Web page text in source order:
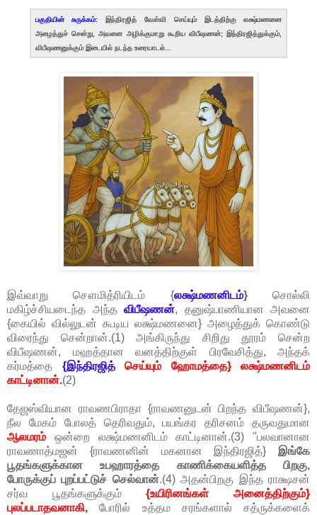
பகுதியின் சுருக்கம்:
இந்திரஜித் வேள்வி செய்யும் இடத்திற்கு லக்ஷ்மணனை
அழைத்துச் சென்று, அவனை அழிக்குமாறு கூறிய விபீஷணன்; இந்திரஜித்துக்கும்,
விபீஷணனுக்கும் இடையில் நடந்த உரையாடல்...
இவ்வாறு சௌமித்ரியிடம் {லக்ஷ்மணனிடம்}சொல்லி
மகிழ்ச்சியடைந்த அந்த விபீஷணன், தனுஷ்பாணியான அவனை
{கையில் வில்லுடன் கூடிய லக்ஷ்மணனை} அழைத்துக் கொண்டு
விரைந்து சென்றான்.(1) அங்கிருந்து சிறிது தூரம் சென்ற
விபீஷணன், மஹத்தான வனத்திற்குள் பிரவேசித்து, அந்தக்
கர்மத்தை {இந்திரஜித்செய்யும் ஹோமத்தை} லக்ஷ்மணனிடம்
காட்டினான்.(2)
தேஜஸ்வியான ராவணபிராதா {ராவணனுடன் பிறந்த விபீஷணன்},
நீல மேகம் போலத் தெரிவதும், பயங்கர தரிசனம் தருவதுமான
ஆலமரம் ஒன்றை லக்ஷ்மணனிடம் காட்டினான்.(3) "பலவானான
ராவணாத்மஜன் {ராவணனின் மகனான இந்திரஜித்} இங்கே
பூதங்களுக்கான உபஹாரத்தை காணிக்கையளித்த பிறகு,
போருக்குப் புறப்பட்டுச் செல்வான்.(4) அதன்பிறகு இந்த ராக்ஷசன்
சர்வ பூதங்களுக்கும்{உயிரினங்கள் அனைத்திற்கும்}
புலப்படாதவனாகி, போரில் உத்தம சரங்களால் சத்ருக்களைக்